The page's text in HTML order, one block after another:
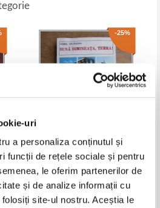
uri
a personaliza conținutul și
funcții de rețele sociale și pentru
le oferim partenerilor de
și de analize informații cu
site-ul nostru. Aceștia le
-25%
Viorel Salagean - Buna
dimineata, Terra
Pret:10,00Lei 7,50 Lei
Adaugă în coș